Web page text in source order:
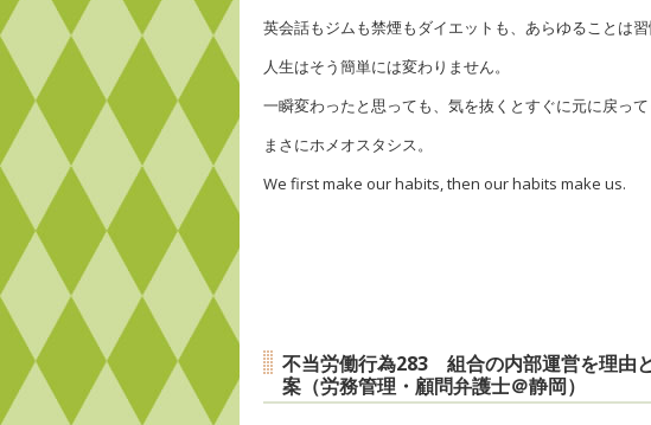
英会話もジムも禁煙もダイエットも、あらゆることは
人生はそう簡単には変わりません。
一瞬変わったと思っても、気を抜くとすぐに元に戻って
まさにホメオスタシス。
We first make our habits,then our habits make us.
不当労働行為283 組合の内部運営を理由
案（労務管理・顧問弁護士＠静岡）